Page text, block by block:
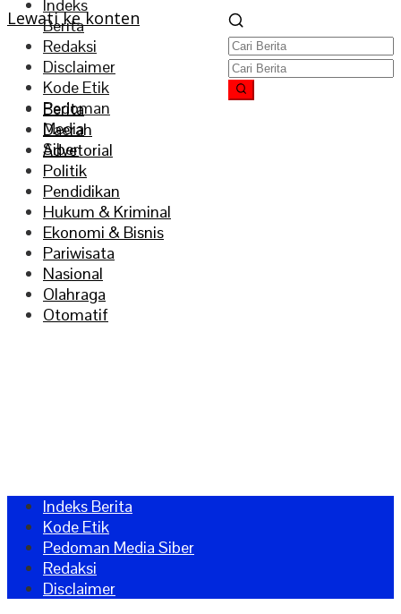
Lewati ke konten
Indeks
Berita
Redaksi
Disclaimer
Kode Etik
Pedoman
Media
Siber
Berita
Daerah
Advetorial
Politik
Pendidikan
Hukum & Kriminal
Ekonomi & Bisnis
Pariwisata
Nasional
Olahraga
Otomatif
Indeks Berita
Kode Etik
Pedoman Media Siber
Redaksi
Disclaimer